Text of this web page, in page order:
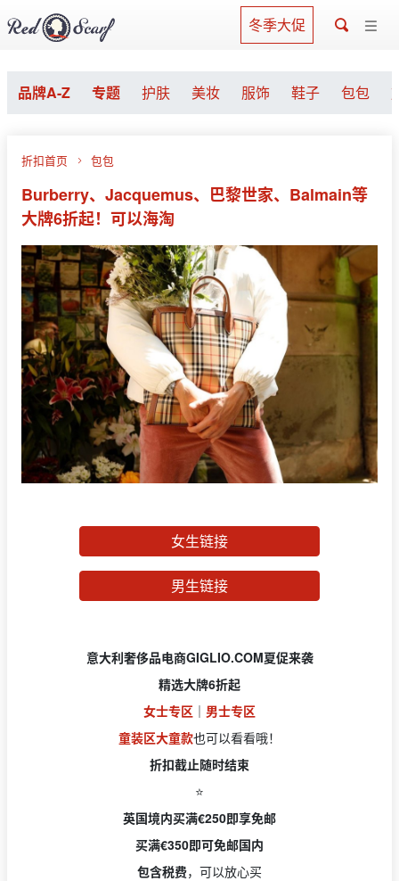
冬季大促
品牌A-Z 专题 护肤 美妆 服饰 鞋子 包包
折扣首页 包包
Burberry、Jacquemus、巴黎世家、Balmain等
大牌6折起！可以海淘
女生链接
男生链接
意大利奢侈品电商GIGLIO.COM夏促来袭
精选大牌6折起
女士专区 ｜ 男士专区
童装区大童款也可以看看哦！
折扣截止随时结束
⭐️
英国境内买满€250即享免邮
买满€350即可免邮国内
包含税费，可以放心买